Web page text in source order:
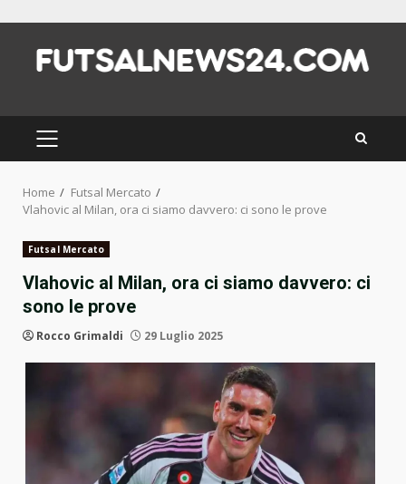
content
PRIMARY
MENU
Home
Futsal Mercato
Vlahovic al Milan, ora ci siamo davvero: ci sono le prove
Futsal Mercato
Vlahovic al Milan, ora ci siamo davvero: ci
sono le prove
Rocco Grimaldi 29 Luglio 2025